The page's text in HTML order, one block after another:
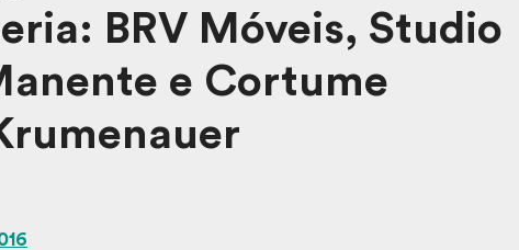
BRV Móveis, Studio
e Cortume